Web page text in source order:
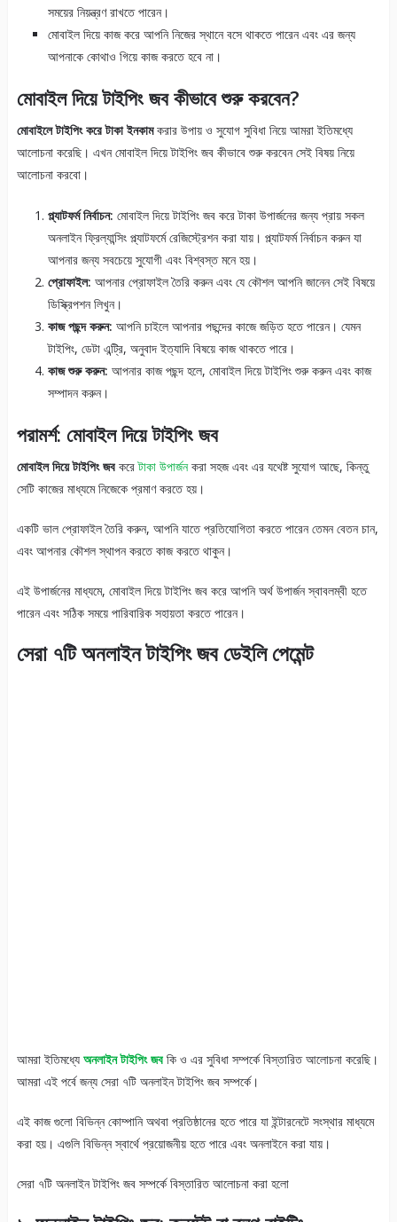
সময়ের নিয়ন্ত্রণ রাখতে পারেন।
মোবাইল দিয়ে কাজ করে আপনি নিজের স্থানে বসে থাকতে পারেন এবং এর জন্য
আপনাকে কোথাও গিয়ে কাজ করতে হবে না।
মোবাইল দিয়ে টাইপিং জব কীভাবে শুরু করবেন?
মোবাইলে টাইপিং করে টাকা ইনকামকরার উপায় ও সুযোগ সুবিধা নিয়ে আমরা ইতিমধ্যে
আলোচনা করেছি। এখন মোবাইল দিয়ে টাইপিং জব কীভাবে শুরু করবেন সেই বিষয় নিয়ে
আলোচনা করবো।
প্ল্যাটফর্ম নির্বাচন: মোবাইল দিয়ে টাইপিং জব করে টাকা উপার্জনের জন্য প্রায় সকল
অনলাইন ফ্রিল্যান্সিং প্ল্যাটফর্মে রেজিস্ট্রেশন করা যায়। প্ল্যাটফর্ম নির্বাচন করুন যা
আপনার জন্য সবচেয়ে সুযোগী এবং বিশ্বস্ত মনে হয়।
প্রোফাইল: আপনার প্রোফাইল তৈরি করুন এবং যে কৌশল আপনি জানেন সেই বিষয়ে
ডিস্ক্রিপশন লিখুন।
কাজ পছন্দ করুন: আপনি চাইলে আপনার পছন্দের কাজে জড়িত হতে পারেন। যেমন
টাইপিং, ডেটা এন্ট্রি, অনুবাদ ইত্যাদি বিষয়ে কাজ থাকতে পারে।
কাজ শুরু করুন: আপনার কাজ পছন্দ হলে, মোবাইল দিয়ে টাইপিং শুরু করুন এবং কাজ
সম্পাদন করুন।
পরামর্শ: মোবাইল দিয়ে টাইপিং জব
মোবাইল দিয়ে টাইপিং জবকরেটাকা উপার্জনকরা সহজ এবং এর যথেষ্ট সুযোগ আছে, কিন্তু
সেটি কাজের মাধ্যমে নিজেকে প্রমাণ করতে হয়।
একটি ভাল প্রোফাইল তৈরি করুন, আপনি যাতে প্রতিযোগিতা করতে পারেন তেমন বেতন চান,
এবং আপনার কৌশল স্থাপন করতে কাজ করতে থাকুন।
এই উপার্জনের মাধ্যমে, মোবাইল দিয়ে টাইপিং জব করে আপনি অর্থ উপার্জন স্বাবলম্বী হতে
পারেন এবং সঠিক সময়ে পারিবারিক সহায়তা করতে পারেন।
সেরা ৭টি অনলাইন টাইপিং জব ডেইলি পেমেন্ট
আমরা ইতিমধ্যে অনলাইন টাইপিং জবকি ও এর সুবিধা সম্পর্কে বিস্তারিত আলোচনা করেছি।
আমরা এই পর্বে জন্য সেরা ৭টি অনলাইন টাইপিং জব সম্পর্কে।
এই কাজ গুলো বিভিন্ন কোম্পানি অথবা প্রতিষ্ঠানের হতে পারে যা ইন্টারনেটে সংস্থার মাধ্যমে
করা হয়। এগুলি বিভিন্ন স্বার্থে প্রয়োজনীয় হতে পারে এবং অনলাইনে করা যায়।
সেরা ৭টি অনলাইন টাইপিং জব সম্পর্কে বিস্তারিত আলোচনা করা হলো